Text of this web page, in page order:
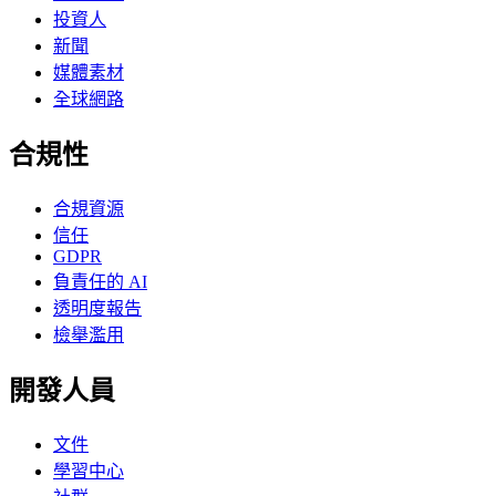
投資人
新聞
媒體素材
全球網路
合規性
合規資源
信任
GDPR
負責任的 AI
透明度報告
檢舉濫用
開發人員
文件
學習中心